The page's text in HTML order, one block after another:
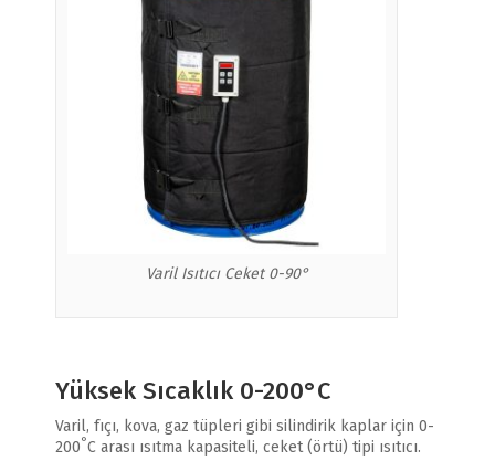
Varil Isıtıcı Ceket 0-90°
Yüksek Sıcaklık 0-200°C
Varil, fıçı, kova, gaz tüpleri gibi silindirik kaplar için 0-
200°C arası ısıtma kapasiteli, ceket (örtü) tipi ısıtıcı.